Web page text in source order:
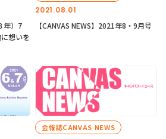
年）7
想いを
2021.08.01
【CANVAS NEWS】2021年8・9月号
会報誌CANVAS NEWS